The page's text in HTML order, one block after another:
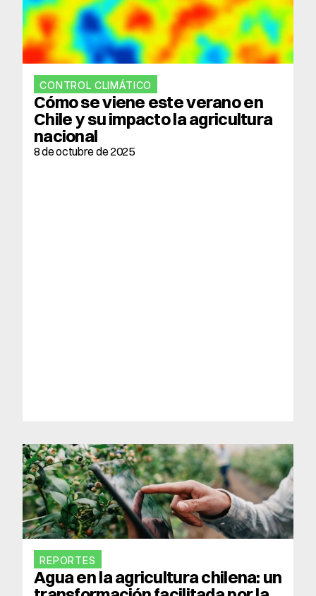
CONTROL CLIMÁTICO
Cómo se viene este verano en
Chile y su impacto la agricultura
nacional
8 de octubre de 2025
REPORTES
Agua en la agricultura chilena: un